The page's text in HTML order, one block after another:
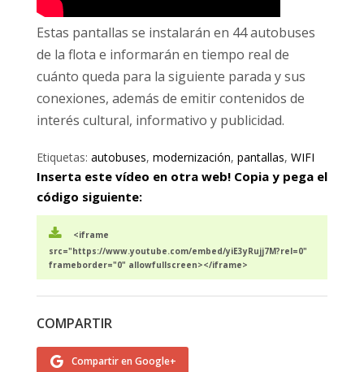
Estas pantallas se instalarán en 44 autobuses
de la flota e informarán en tiempo real de
cuánto queda para la siguiente parada y sus
conexiones, además de emitir contenidos de
interés cultural, informativo y publicidad.
Etiquetas: autobuses, modernización, pantallas, WIFI
Inserta este vídeo en otra web! Copia y pega el
código siguiente:
<iframe
src="https://www.youtube.com/embed/yiE3yRujj7M?rel=0"
frameborder="0" allowfullscreen></iframe>
COMPARTIR
Compartir en Google+